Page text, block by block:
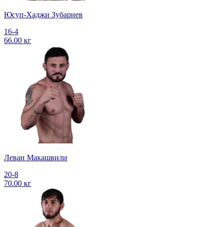
Юсуп-Хаджи Зубариев
16-4
66.00 кг
Леван Макашвили
20-8
70.00 кг